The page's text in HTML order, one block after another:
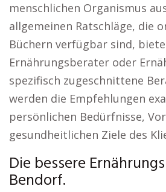
menschlichen Organismus
allgemeinen Ratschläge, die
Büchern verfügbar sind,
Ernährungsberater oder
spezifisch zugeschnittene
werden die Empfehlungen
persönlichen Bedürfnisse,
gesundheitlichen Ziele des
Die bessere
Bendorf.